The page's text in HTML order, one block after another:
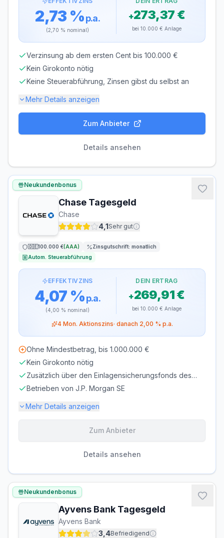
2,73 %p.a.
(2,70 % nominal)
+273,37 €
bei 10.000 € Anlage
Verzinsung ab dem ersten Cent bis 100.000 €
Kein Girokonto nötig
Keine Steuerabführung, Zinsen gibst du selbst an
Mehr Details anzeigen
Einlagensicherung bis100.000 €
flexibel, täglich
kündbar
VERLÄNGERUNG
MINDESTEINLAGE
1 €
ZINSGUTSCHRIFT
Zum Anbieter
Details ansehen
Chase Tagesgeld
Chase
4,1Sehr gut
🇩🇪100.000 €(AAA) Zinsgutschrift: monatlich
Autom. Steuerabführung
EFFEKTIVZINS
4,07 %p.a.
(4,00 % nominal)
DEIN ERTRAG
+269,91 €
bei 10.000 € Anlage
4Mon. Aktionszins· danach 2,00 % p.a.
Neukundenbonus
Ohne Mindestbetrag, bis 1.000.000 €
Kein Girokonto nötig
Zusätzlich über den Einlagensicherungsfonds des
BdB geschützt
Betrieben von J.P. Morgan SE
Mehr Details anzeigen
flexibel, täglich
kündbar
VERLÄNGERUNG
MINDESTEINLAGE
0 €
MAXIMALEINLAGE
Zum Anbieter
Details ansehen
Ayvens Bank Tagesgeld
Ayvens Bank
3,4Befriedigend
Neukundenbonus